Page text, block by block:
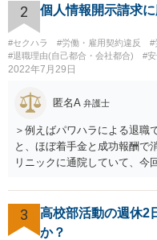
に関しては未払残業代の支
けします。 請求が認められ
様々な事情のヒアリングや証
方針の検討も含め、一度面談
ます。
2 個人情報開示請求
#セクハラ #労働・雇用契約違反 #
#退職理由(自己都合・会社都合)
#
2022年7月29日
匿名A 弁護士
＞例えばパワハラによる退職
と、ほぼ着手金と成功報酬で
リニックに通院していて、今
万が一、慰謝料請求が認めら
かと思いますが、依頼する
だ方がいいかと思います。
3
高校部活動の週休2
か？